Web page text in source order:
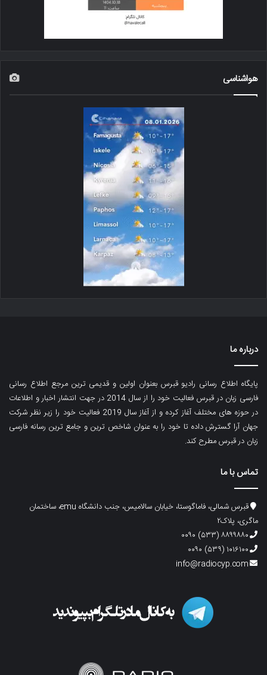
هواشناسی
درباره ما
پایگاه اطلاع رسانی رادیو قبرس بعنوان اولین و قدیمی ترین مرجع اطلاع رسانی
فارسی زبان در قبرس فعالیت خود را از سال 2014 در جهت انتشار اخبار و اطلاعات
در حوزه های مختلف آغاز کرده و از آغاز سال 2019 فعالیت خود را زیر نظر شرکت
جهان آرا گسترش داده تا خود را به عنوان شاخص ترین و جامع ترین رسانه فارسی
زبان در قبرس مطرح کند.
تماس با ما
قبرس شمالی، فاماگوستا، خیابان سالامیس، جنب دانشگاه emu، ساختمان
ماگری، پلاک۲
۸۸۹۹۸۸۰ (۵۳۳) ۰۰۹۰
۱۰۱۶۱۰۰ (۵۳۹) ۰۰۹۰
info@radiocyp.com